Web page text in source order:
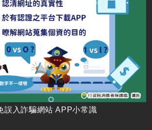
誤入詐騙網站 APP小常識